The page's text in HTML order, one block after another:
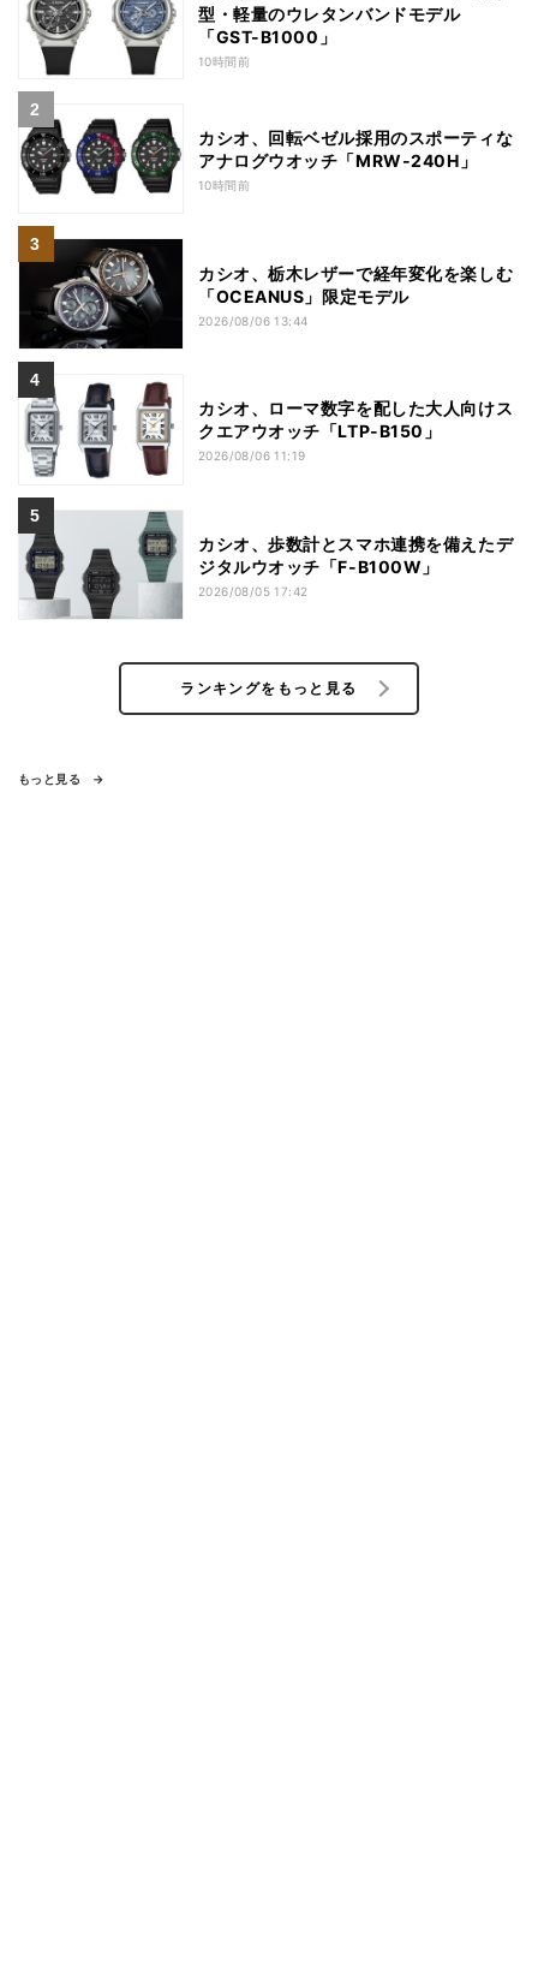
型・軽量のウレタンバンドモデル
「GST-B1000」
10時間前
カシオ、回転ベゼル採用のスポーティな
アナログウオッチ「MRW-240H」
10時間前
カシオ、栃木レザーで経年変化を楽しむ
「OCEANUS」限定モデル
2026/08/06 13:44
カシオ、ローマ数字を配した大人向けス
クエアウオッチ「LTP-B150」
2026/08/06 11:19
カシオ、歩数計とスマホ連携を備えたデ
ジタルウオッチ「F-B100W」
2026/08/05 17:42
ランキングをもっと見る
もっと見る